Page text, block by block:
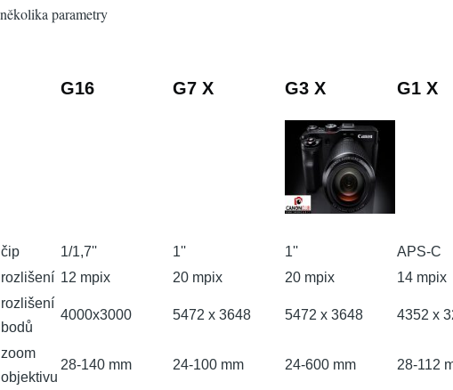
několika parametry
G16 G7 X G3 X G1 X
čip 1/1,7'' 1'' 1'' APS-C
rozlišení 12 mpix 20 mpix 20 mpix 14 mpix
rozlišení
bodů
4000x3000 5472 x 3648 5472 x 3648 4352 x
zoom
objektivu
28-140 mm 24-100 mm 24-600 mm 28-112